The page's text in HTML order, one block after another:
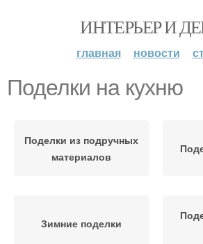
ИНТЕРЬЕР И
главная новости
Поделки на кухню
Поделки из подручных
материалов
Зимние поделки